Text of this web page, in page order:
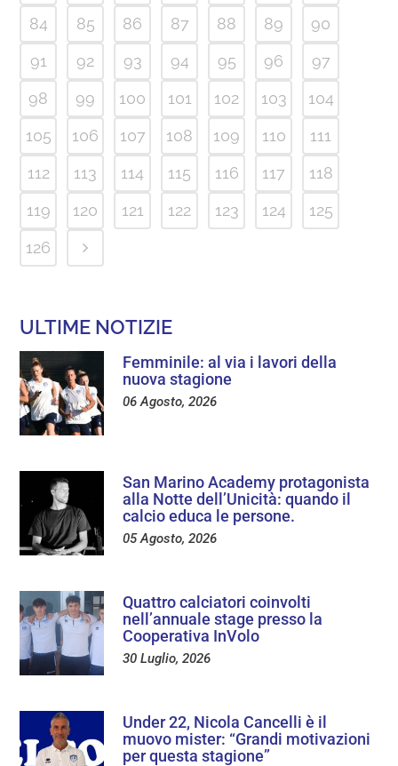
84
85 86 87 88 89
90
91
92 93 94 95 96
97
98
99 100 101 102 103
104
105
106 107 108 109 110
111
112
113 114 115 116 117
118
119
120 121 122 123 124
125
126
ULTIME NOTIZIE
Femminile: al via i lavori della
nuova stagione
06 Agosto, 2026
San Marino Academy protagonista
alla Notte dell’Unicità: quando il
calcio educa le persone.
05 Agosto, 2026
Quattro calciatori coinvolti
nell’annuale stage presso la
Cooperativa InVolo
30 Luglio, 2026
Under 22, Nicola Cancelli è il
muovo mister: “Grandi motivazioni
per questa stagione”